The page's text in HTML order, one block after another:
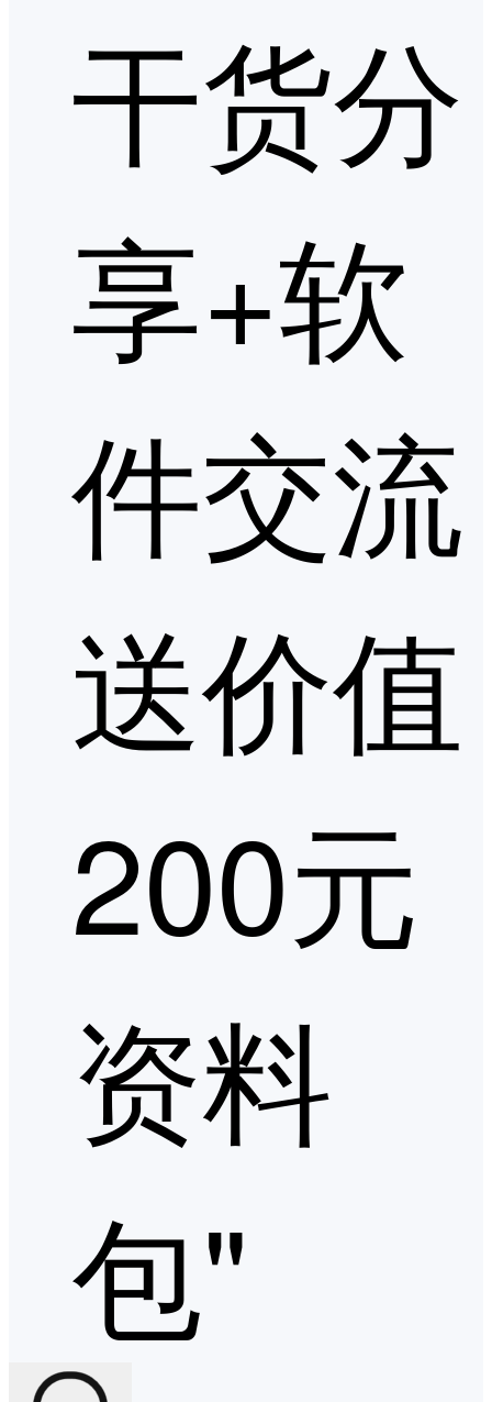
干货分
享+软
件交流
送价值
200元
资料
包"